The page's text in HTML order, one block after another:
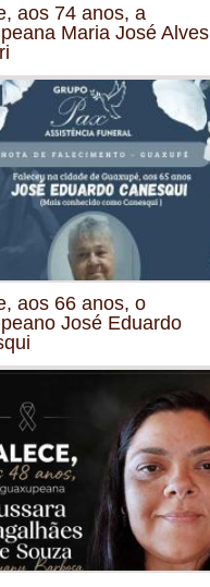
aos 74 anos, a
Maria José Alves
aos 66 anos, o
José Eduardo